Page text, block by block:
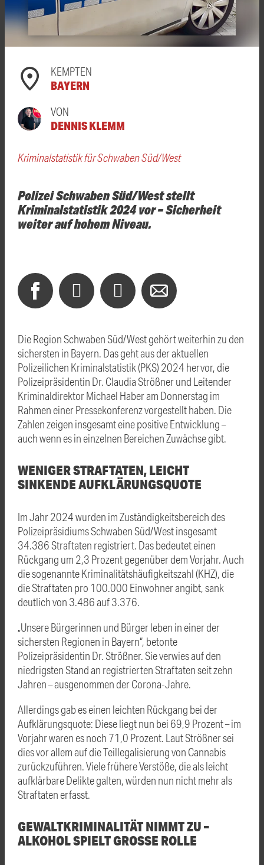
KEMPTEN
BAYERN
VON
DENNIS KLEMM
Kriminalstatistik für Schwaben Süd/West
Polizei Schwaben Süd/West stellt
Kriminalstatistik 2024 vor – Sicherheit
weiter auf hohem Niveau.
Die Region Schwaben Süd/West gehört weiterhin zu den
sichersten in Bayern. Das geht aus der aktuellen
Polizeilichen Kriminalstatistik (PKS) 2024 hervor, die
Polizeipräsidentin Dr. Claudia Strößner und Leitender
Kriminaldirektor Michael Haber am Donnerstag im
Rahmen einer Pressekonferenz vorgestellt haben. Die
Zahlen zeigen insgesamt eine positive Entwicklung –
auch wenn es in einzelnen Bereichen Zuwächse gibt.
WENIGER STRAFTATEN, LEICHT
SINKENDE AUFKLÄRUNGSQUOTE
Im Jahr 2024 wurden im Zuständigkeitsbereich des
Polizeipräsidiums Schwaben Süd/West insgesamt
34.386 Straftaten registriert. Das bedeutet einen
Rückgang um 2,3 Prozent gegenüber dem Vorjahr. Auch
die sogenannte Kriminalitätshäufigkeitszahl (KHZ), die
die Straftaten pro 100.000 Einwohner angibt, sank
deutlich von 3.486 auf 3.376.
„Unsere Bürgerinnen und Bürger leben in einer der
sichersten Regionen in Bayern“, betonte
Polizeipräsidentin Dr. Strößner. Sie verwies auf den
niedrigsten Stand an registrierten Straftaten seit zehn
Jahren – ausgenommen der Corona-Jahre.
Allerdings gab es einen leichten Rückgang bei der
Aufklärungsquote: Diese liegt nun bei 69,9 Prozent – im
Vorjahr waren es noch 71,0 Prozent. Laut Strößner sei
dies vor allem auf die Teillegalisierung von Cannabis
zurückzuführen. Viele frühere Verstöße, die als leicht
aufklärbare Delikte galten, würden nun nicht mehr als
Straftaten erfasst.
GEWALTKRIMINALITÄT NIMMT ZU –
ALKOHOL SPIELT GROSSE ROLLE